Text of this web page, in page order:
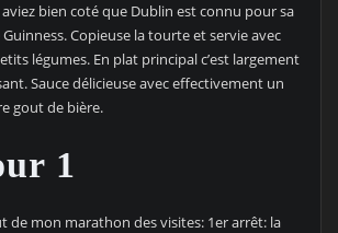
bien coté que Dublin est connu pour sa
Guinness. Copieuse la tourte et servie avec
légumes. En plat principal c’est largement
Sauce délicieuse avec effectivement un
gout de bière.
1
de mon marathon des visites: 1er arrêt: la